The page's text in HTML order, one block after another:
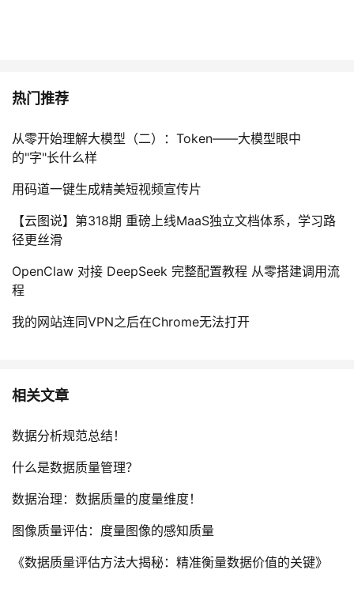
热门推荐
从零开始理解大模型（二）：Token——大模型眼中
的"字"长什么样
用码道一键生成精美短视频宣传片
【云图说】第318期 重磅上线MaaS独立文档体系，学习路
径更丝滑
OpenClaw 对接 DeepSeek 完整配置教程 从零搭建调用流
程
我的网站连同VPN之后在Chrome无法打开
相关文章
数据分析规范总结！
什么是数据质量管理？
数据治理：数据质量的度量维度！
图像质量评估：度量图像的感知质量
《数据质量评估方法大揭秘：精准衡量数据价值的关键》